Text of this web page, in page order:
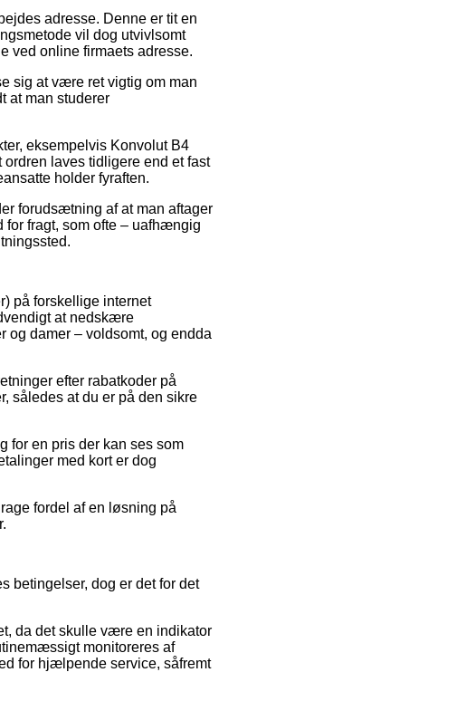
adresse. Denne er tit en
vil dog utvivlsomt
ved online firmaets adresse.
sig at være ret vigtig om man
at man studerer
eksempelvis Konvolut B4
laves tidligere end et fast
holder fyraften.
forudsætning af at man aftager
for fragt, som ofte – uafhængig
på forskellige internet
at nedskære
og damer – voldsomt, og endda
efter rabatkoder på
således at du er på den sikre
for en pris der kan ses som
med kort er dog
fordel af en løsning på
betingelser, dog er det for det
da det skulle være en indikator
monitoreres af
for hjælpende service, såfremt